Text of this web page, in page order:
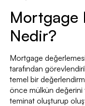
Mortgage
Nedir?
Mortgage
tarafından
temel bir
önce mülkün
teminat oluşturup